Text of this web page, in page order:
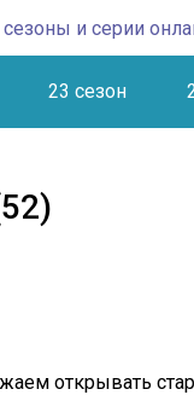
23 сезон
открывать